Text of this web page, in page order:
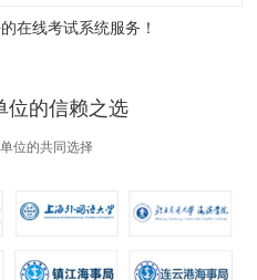
在线考试系统服务！
位的信赖之选
位的共同选择